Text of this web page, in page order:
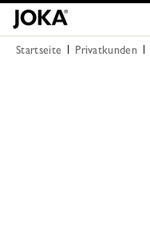
Startseite Privatkunden